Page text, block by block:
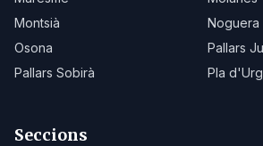
Montsià
Noguera
Osona
Pallars
Pallars Sobirà
Pla
Seccions